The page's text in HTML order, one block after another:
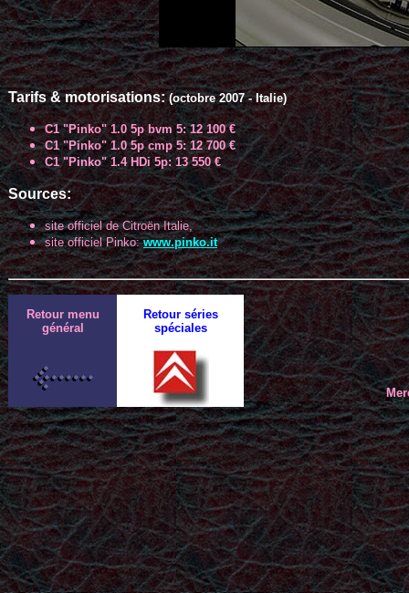
Tarifs & motorisations:(octobre 2007 - Italie)
C1 "Pinko" 1.0 5p bvm 5: 12 100 €
C1 "Pinko" 1.0 5p cmp 5: 12 700 €
C1 "Pinko" 1.4 HDi 5p: 13 550 €
Sources:
site officiel de Citroën Italie,
site officiel Pinko: www.pinko.it
Retour menu
général
Retour séries
spéciales